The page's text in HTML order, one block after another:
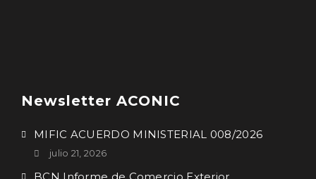
Newsletter ACONIC
MIFIC ACUERDO MINISTERIAL 008/2026
julio 21, 2026